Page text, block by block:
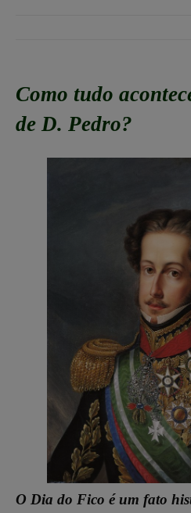
Como tudo
de D. Pedro?
O Dia do Fico é um fato